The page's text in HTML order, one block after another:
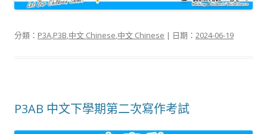
分類： P3A,P3B,中文 Chinese,中文 Chinese | 日期： 2024-06-19
P3AB 中文下學期第二次寫作考試